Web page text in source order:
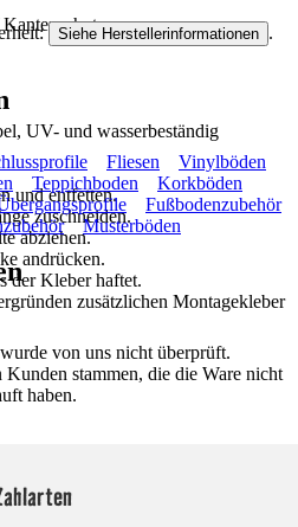
UV- und wasserbeständig
und entfetten.
zuschneiden.
abziehen.
andrücken.
der Kleber haftet.
zusätzlichen Montagekleber
Siehe Herstellerinformationen .
Fliesen
Vinylböden
Teppichboden
Korkböden
Fußbodenzubehör
Musterböden
von uns nicht überprüft.
stammen, die die Ware nicht
haben.